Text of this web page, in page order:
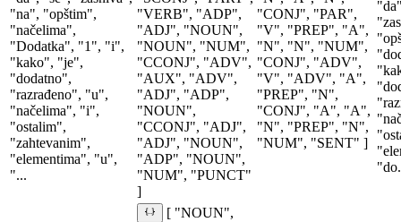
"na", "opštim",
"načelima",
"Dodatka", "1", "i",
"kako", "je",
"dodatno",
"razrađeno", "u",
"načelima", "i",
"ostalim",
"zahtevanim",
"elementima", "u",
"...
"VERB", "ADP",
"ADJ", "NOUN",
"NOUN", "NUM",
"CCONJ", "ADV",
"AUX", "ADV",
"ADJ", "ADP",
"NOUN",
"CCONJ", "ADJ",
"ADJ", "NOUN",
"ADP", "NOUN",
"NUM", "PUNCT"
]
"CONJ", "PAR",
"V", "PREP", "A",
"N", "N", "NUM",
"CONJ", "ADV",
"V", "ADV", "A",
"PREP", "N",
"CONJ", "A", "A",
"N", "PREP", "N",
"NUM", "SENT" ]
[ "NOUN",